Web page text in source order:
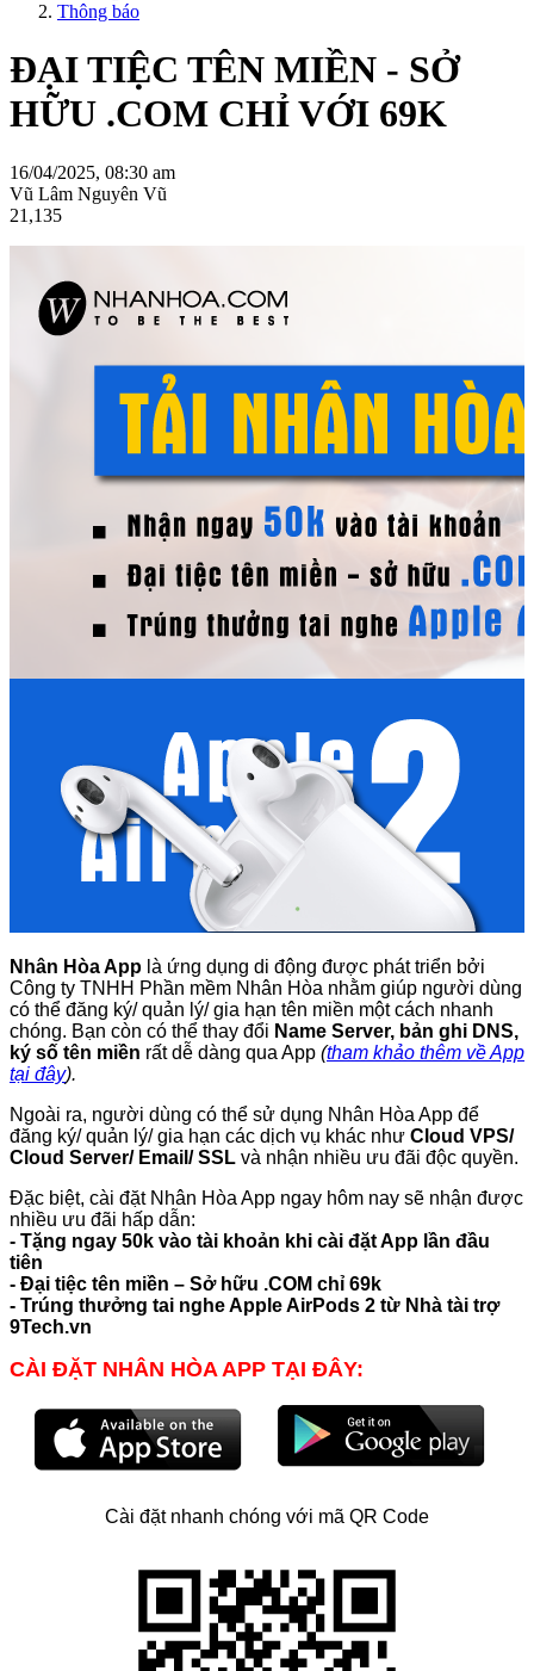
Thông báo
ĐẠI TIỆC TÊN MIỀN - SỞ
HỮU .COM CHỈ VỚI 69K
16/04/2025, 08:30 am
Vũ Lâm Nguyên Vũ
21,135
Nhân Hòa App là ứng dụng di động được phát triển bởi
Công ty TNHH Phần mềm Nhân Hòa nhằm giúp người dùng
có thể đăng ký/ quản lý/ gia hạn tên miền một cách nhanh
chóng. Bạn còn có thể thay đổi Name Server, bản ghi DNS,
ký số tên miền rất dễ dàng qua App (tham khảo thêm về App
tại đây).
Ngoài ra, người dùng có thể sử dụng Nhân Hòa App để
đăng ký/ quản lý/ gia hạn các dịch vụ khác như Cloud VPS/
Cloud Server/ Email/ SSL và nhận nhiều ưu đãi độc quyền.
Đặc biệt, cài đặt Nhân Hòa App ngay hôm nay sẽ nhận được
nhiều ưu đãi hấp dẫn:
- Tặng ngay 50k vào tài khoản khi cài đặt App lần đầu
tiên
- Đại tiệc tên miền – Sở hữu .COM chỉ 69k
- Trúng thưởng tai nghe Apple AirPods 2 từ Nhà tài trợ
9Tech.vn
CÀI ĐẶT NHÂN HÒA APP TẠI ĐÂY:
Cài đặt nhanh chóng với mã QR Code